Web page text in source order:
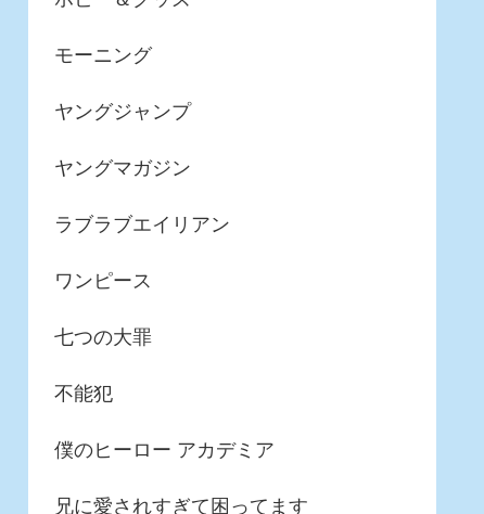
モーニング
ヤングジャンプ
ヤングマガジン
ラブラブエイリアン
ワンピース
七つの大罪
不能犯
僕のヒーロー アカデミア
兄に愛されすぎて困ってます